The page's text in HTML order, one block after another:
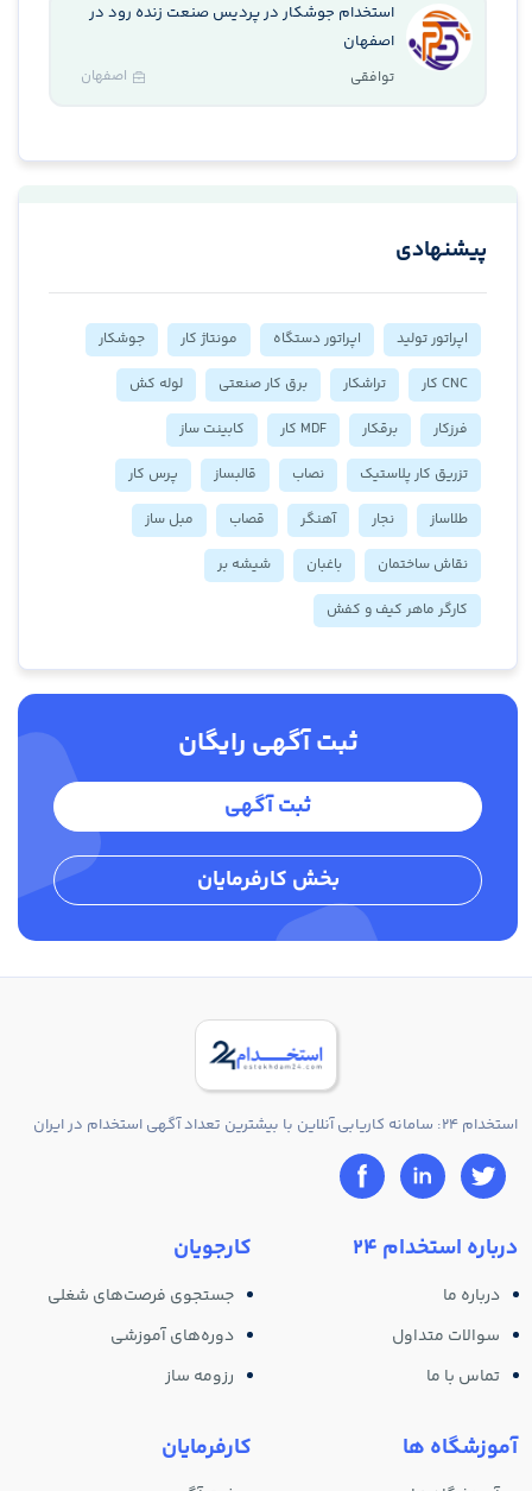
استخدام جوشکار در پردیس صنعت زنده رود در
اصفهان
توافقی اصفهان
پیشنهادی
اپراتور تولید اپراتور دستگاه مونتاژ کار
جوشکار
CNC کار
تراشکار برق کار صنعتی
لوله کش
فرزکار
برقکار MDF کار
کابینت ساز
تزریق کار پلاستیک
نصاب قالبساز
پرس کار
طلاساز
نجار آهنگر قصاب
مبل ساز
نقاش ساختمان
باغبان
شیشه بر
کارگر ماهر کیف و کفش
ثبت آگهی رایگان
ثبت آگهی
بخش کارفرمایان
استخدام 24: سامانه کاریابی آنلاین با بیشترین تعداد آگهی استخدام در ایران
درباره استخدام 24
درباره ما
سوالات متداول
تماس با ما
آموزشگاه ها
کارجویان
جستجوی فرصت‌های شغلی
دوره‌های آموزشی
رزومه ساز
کارفرمایان